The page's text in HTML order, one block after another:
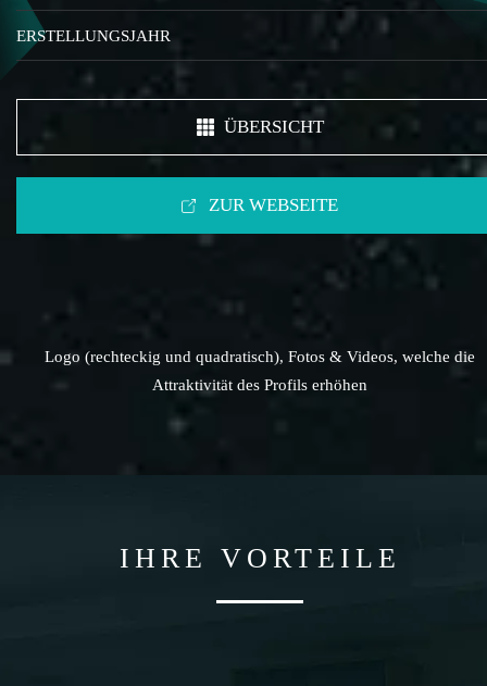
ERSTELLUNGSJAHR
ÜBERSICHT
ZUR WEBSEITE
Logo (rechteckig und quadratisch), Fotos & Videos, welche die
Attraktivität des Profils erhöhen
IHRE VORTEILE